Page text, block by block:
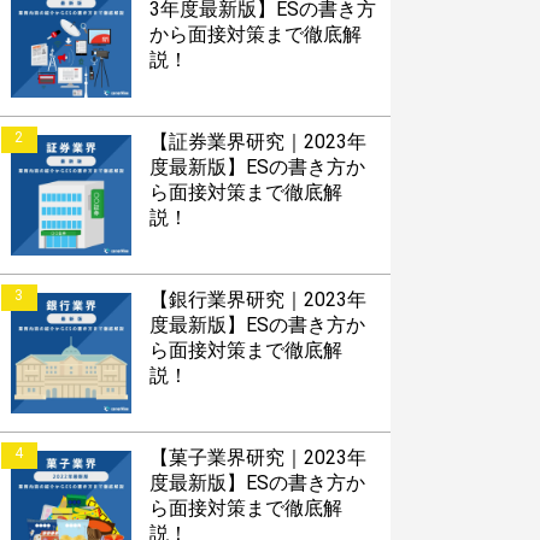
3年度最新版】ESの書き方
から面接対策まで徹底解
説！
2
【証券業界研究｜2023年
度最新版】ESの書き方か
ら面接対策まで徹底解
説！
3
【銀行業界研究｜2023年
度最新版】ESの書き方か
ら面接対策まで徹底解
説！
4
【菓子業界研究｜2023年
度最新版】ESの書き方か
ら面接対策まで徹底解
説！